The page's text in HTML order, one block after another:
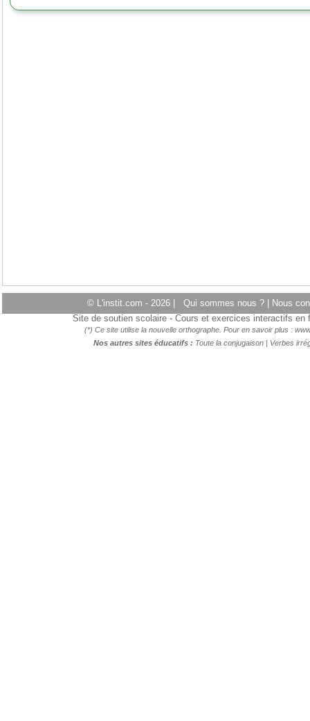
© L'instit.com - 2026 | Qui sommes nous ?
Nous
Site de soutien scolaire - Cours et exercices interactifs en
(*) Ce site utilise la nouvelle orthographe. Pour en savoir plus :
Nos autres sites éducatifs : Toute la conjugaison| Verbes